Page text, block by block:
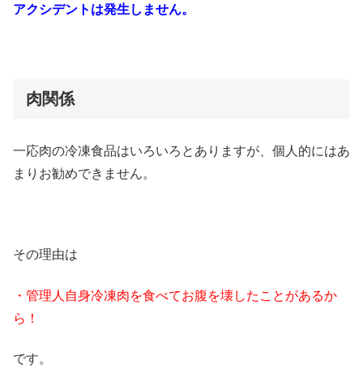
アクシデントは発生しません。
肉関係
一応肉の冷凍食品はいろいろとありますが、個人的にはあ
まりお勧めできません。
その理由は
・管理人自身冷凍肉を食べてお腹を壊したことがあるか
ら！
です。